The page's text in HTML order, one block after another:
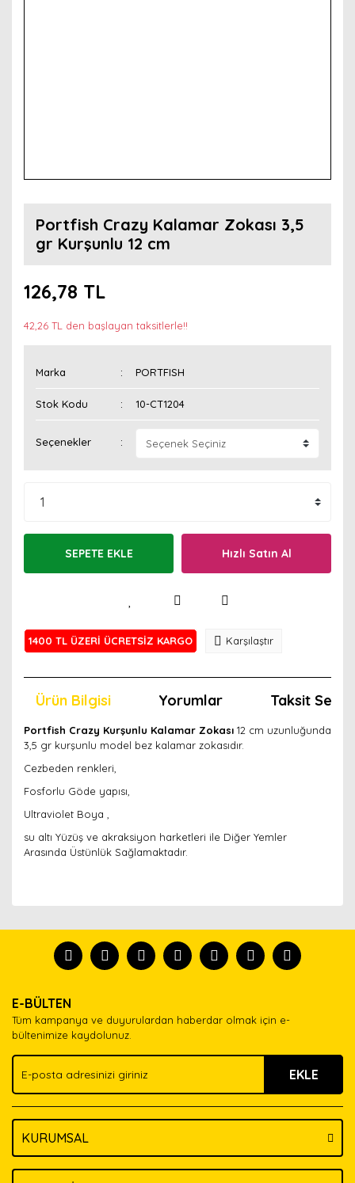
Portfish Crazy Kalamar Zokası 3,5
gr Kurşunlu 12 cm
126,78 TL
42,26 TL den başlayan taksitlerle!!
Marka PORTFISH
Stok Kodu 10-CT1204
Seçenekler
SEPETE EKLE Hızlı Satın Al
1400 TL ÜZERİ ÜCRETSİZ KARGO Karşılaştır
Ürün Bilgisi Yorumlar Taksit
Portfish Crazy Kurşunlu Kalamar Zokası 12 cm uzunluğunda
3,5 gr kurşunlu model bez kalamar zokasıdır.
Cezbeden renkleri,
Fosforlu Göde yapısı,
Ultraviolet Boya ,
su altı Yüzüş ve akraksiyon harketleri ile Diğer Yemler
Arasında Üstünlük Sağlamaktadır.
tanısın.
formunu kullanarak tarafımıza iletebilirsiniz.
Görüş ve önerileriniz için teşekkür ederiz.
Ürün açıklamasında eksik bilgiler bulunuyor.
Ürün bilgilerinde hatalar bulunuyor.
Ürün fiyatı diğer sitelerden daha pahalı.
Bu ürüne benzer farklı alternatifler olmalı.
E-BÜLTEN
Tüm kampanya ve duyurulardan haberdar olmak için e-
bültenimize kaydolunuz.
EKLE
KURUMSAL